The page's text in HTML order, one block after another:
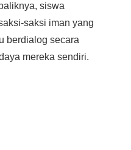
siswa
saksi iman yang
berdialog secara
mereka sendiri.